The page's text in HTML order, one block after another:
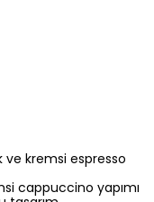
ve kremsi espresso
cappuccino yapımı